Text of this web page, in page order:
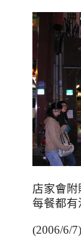
店家會
每餐都有
(2006/6/7)